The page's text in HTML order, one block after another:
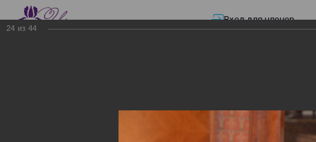
Вход для членов
Семинар по разъяснению норм
Закона «О ТРАНСФЕРТНОМ ЦЕНООБРАЗОВАНИИ»
24 из 44